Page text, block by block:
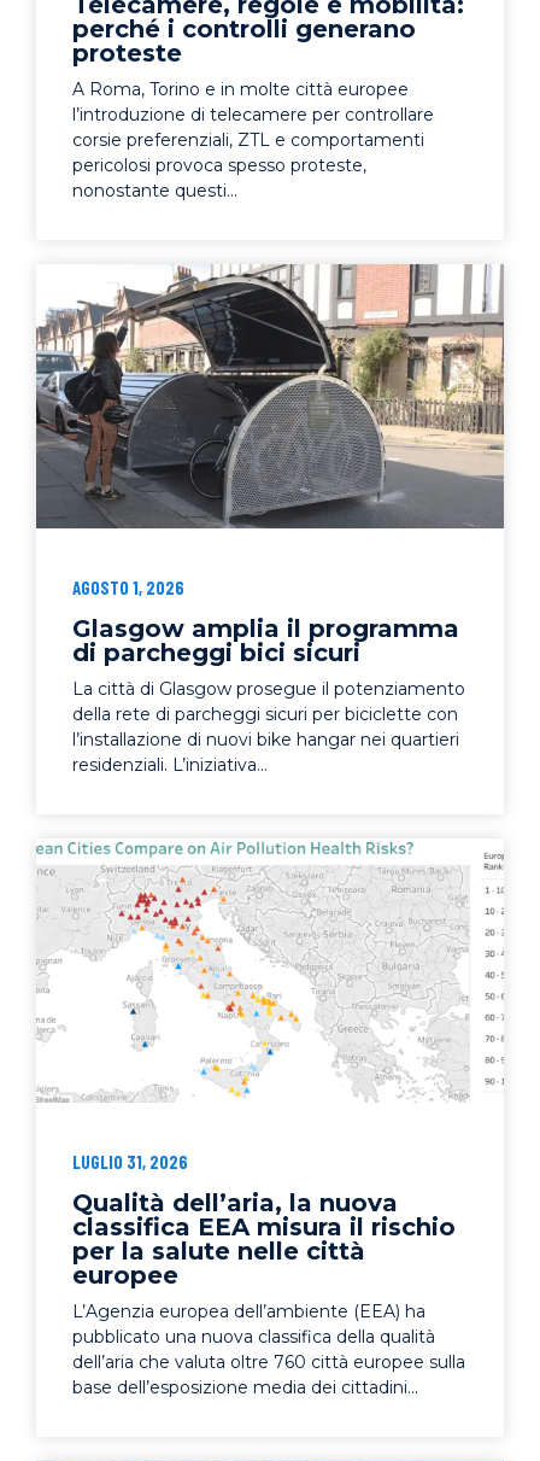
perché i controlli generano
proteste
A Roma, Torino e in molte città europee
l’introduzione di telecamere per controllare
corsie preferenziali, ZTL e comportamenti
pericolosi provoca spesso proteste,
nonostante questi...
AGOSTO 1, 2026
Glasgow amplia il programma
di parcheggi bici sicuri
La città di Glasgow prosegue il potenziamento
della rete di parcheggi sicuri per biciclette con
l’installazione di nuovi bike hangar nei quartieri
residenziali. L’iniziativa...
LUGLIO 31, 2026
Qualità dell’aria, la nuova
classifica EEA misura il rischio
per la salute nelle città
europee
L’Agenzia europea dell’ambiente (EEA) ha
pubblicato una nuova classifica della qualità
dell’aria che valuta oltre 760 città europee sulla
base dell’esposizione media dei cittadini...